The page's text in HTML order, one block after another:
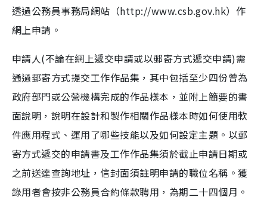
透過公務員事務局網站（http://www.csb.gov.hk）作
網上申請。
申請人(不論在網上遞交申請或以郵寄方式遞交申請)需
通過郵寄方式提交工作作品集，其中包括至少四份曾為
政府部門或公營機構完成的作品樣本，並附上簡要的書
面說明，說明在設計和製作相關作品樣本時如何使用軟
件應用程式、運用了哪些技能以及如何設定主題。以郵
寄方式遞交的申請書及工作作品集須於截止申請日期或
之前送達查詢地址，信封面須註明申請的職位名稱。獲
錄用者會按非公務員合約條款聘用，為期二十四個月。